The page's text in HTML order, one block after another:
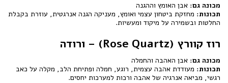
מכונה גם: אבן האומץ וההגנה
תכונות: מחזקת ביטחון עצמי ואומץ, מעניקה הגנה אנרגטית, עוזרת בקבלת
החלטות ובשמירה על מיקוד ומעשיות.
רוז קוורץ (Rose Quartz) – ורודה
מכונה גם: אבן האהבה והחמלה
תכונות: מעודדת אהבה עצמית, רוגע, חמלה ופתיחת הלב, מקלה על כאב
רגשי, מביאה אנרגיה של אהבה ורכות למערכות יחסים.